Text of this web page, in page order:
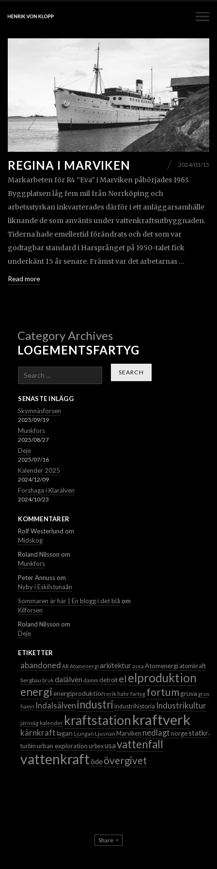
REGINA I MARVIKEN 2024/03/15
Markarbeten för R4 ”Eva” i Marviken påbörjades 1963.
Byggplatsen låg fem mil från Norrköping och
arbetsstyrkan inkvarterades därför i ett anläggarsamhälle
liknande de som använts under vattenkraftsutbyggnaden.
Tiderna hade emellertid förändrats och det som var
godtagbar standard i Harsprånget på 1950-talet fick
underkänt 15 år senare. Främst var det arbetarnas …
Read more
Category Archives
LOGEMENTSFARTYG
Search
SENASTE INLÄGG
Skymnäsforsen
2025/09/19
Munkfors
2025/08/27
Deje
2025/07/16
Kalender 2025
2024/12/09
Forshaga i Klarälven
2024/10/23
KOMMENTARER
Rolf Westerlund om
Midskog
Roland Nilsson om
Munkfors
Peter Annussom
Nyby i Eskilstunaån
Sommaren är här | En blogg i det blå om
Kilforsen
Roland Nilsson om
Deje
ETIKETTER
abandoned AB Atomenergi arkitekturasea Atomenergi atomkraft
bergbau bruk dalälven damm detroitel elproduktion
energienergiproduktion erik hahrfartyg fortum gruva gruvor
hamn Indalsälven industri industrihistoria Industrikultur
järnväg kalender kraftstationkraftverk
kärnkraftlagan Ljungan Ljusnan Marviken nedlagt norge
turbin urban exploration urbexusavattenfall
vattenkraftödeövergivet
Share